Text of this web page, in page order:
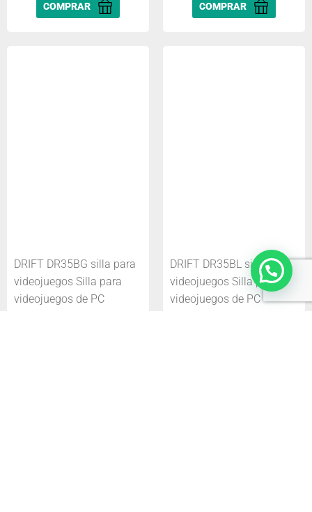
COMPRAR COMPRAR
DRIFT DR35BG silla para
videojuegos Silla para
videojuegos de PC
DRIFT DR35BL silla para
videojuegos Silla para
videojuegos de PC